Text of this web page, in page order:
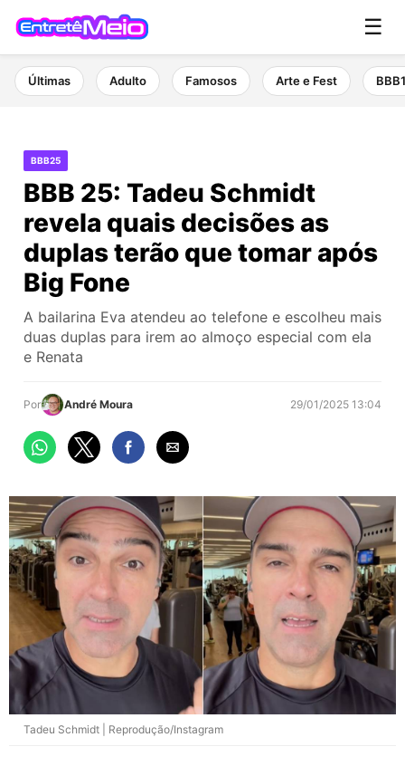
☰
Últimas Adulto Famosos Arte e Fest
BBB25
BBB 25: Tadeu Schmidt
revela quais decisões as
duplas terão que tomar após
Big Fone
A bailarina Eva atendeu ao telefone e escolheu mais
duas duplas para irem ao almoço especial com ela
e Renata
Por André Moura 29/01/2025 13:04
Tadeu Schmidt | Reprodução/Instagram